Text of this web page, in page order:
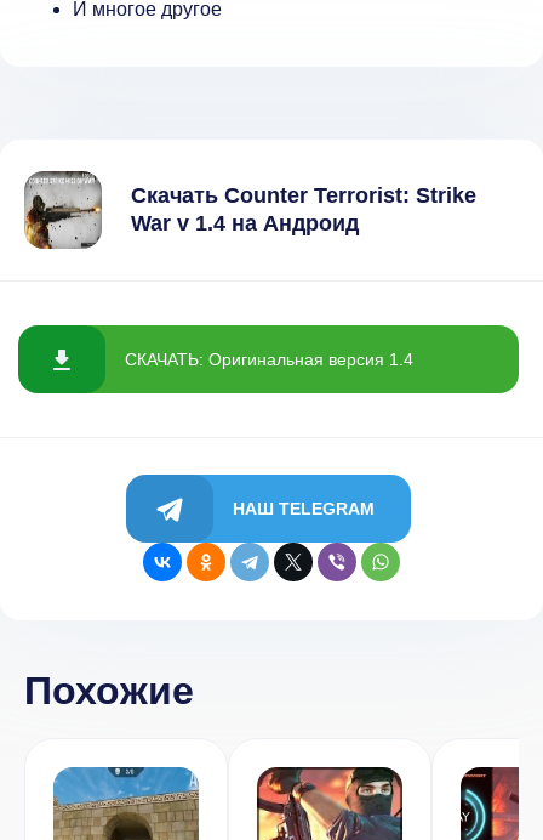
И многое другое
Скачать Counter Terrorist: Strike
War v 1.4 на Андроид
СКАЧАТЬ: Оригинальная версия 1.4
НАШ TELEGRAM
Похожие